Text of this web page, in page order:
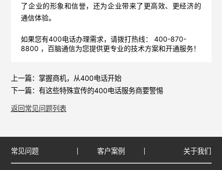
了企业的形象和信誉，还为企业带来了更高效、更经济的
通信体验。
如果您有400电话办理需求，请拨打热线： 400-870-
8800 ，百脑通信为您提供更专业的技术方案和开通服务！
上一篇： 掌握商机，从400电话开始
下一篇： 有这些特殊宣传的400电话服务商要警惕
返回常见问题列表
常见问题 客户案例 关于我们